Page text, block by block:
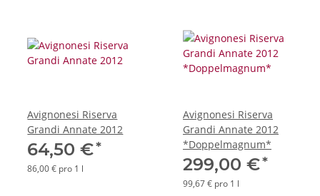
Avignonesi Riserva
Grandi Annate 2012
64,50 €*
86,00 € pro 1 l
Avignonesi Riserva
Grandi Annate 2012
*Doppelmagnum*
299,00 €*
99,67 € pro 1 l